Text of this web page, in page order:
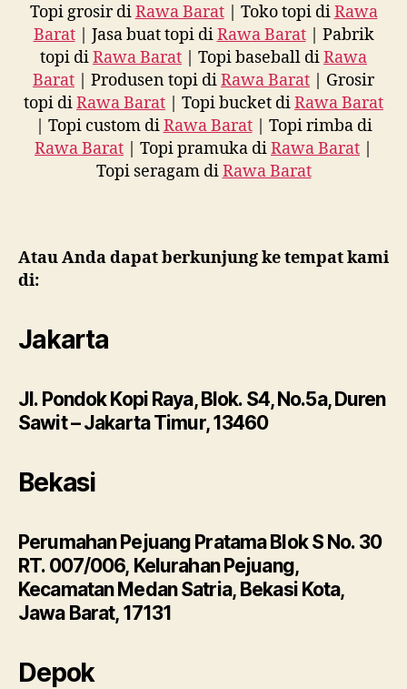
Topi grosir diRawa Barat| Toko topi diRawa
Barat| Jasa buat topi diRawa Barat| Pabrik
topi diRawa Barat | Topi baseball diRawa
Barat | Produsen topi diRawa Barat | Grosir
topi diRawa Barat | Topi bucket diRawa Barat
| Topi custom diRawa Barat| Topi rimba di
Rawa Barat | Topi pramuka diRawa Barat |
Topi seragam diRawa Barat
Atau Anda dapat berkunjung ke tempat kami
di:
Jakarta
Jl. Pondok Kopi Raya, Blok. S4, No.5a, Duren
Sawit – Jakarta Timur, 13460
Bekasi
Perumahan Pejuang Pratama Blok S No. 30
RT. 007/006, Kelurahan Pejuang,
Kecamatan Medan Satria, Bekasi Kota,
Jawa Barat, 17131
Depok